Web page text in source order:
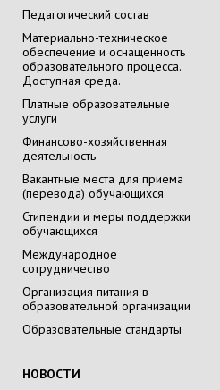
Педагогический состав
Материально-техническое
обеспечение и оснащенность
образовательного процесса.
Доступная среда.
Платные образовательные
услуги
Финансово-хозяйственная
деятельность
Вакантные места для приема
(перевода) обучающихся
Стипендии и меры поддержки
обучающихся
Международное
сотрудничество
Организация питания в
образовательной организации
Образовательные стандарты
НОВОСТИ